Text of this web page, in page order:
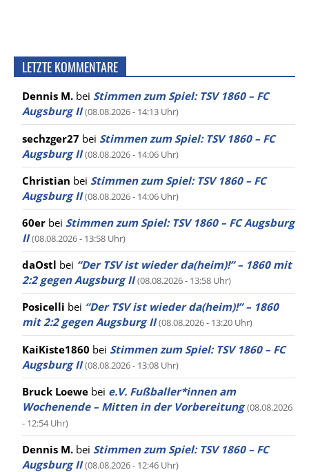
LETZTE KOMMENTARE
Dennis M. bei Stimmen zum Spiel: TSV 1860 – FC
Augsburg II (08.08.2026 - 14:13 Uhr)
sechzger27 bei Stimmen zum Spiel: TSV 1860 – FC
Augsburg II (08.08.2026 - 14:06 Uhr)
Christian bei Stimmen zum Spiel: TSV 1860 – FC
Augsburg II (08.08.2026 - 14:06 Uhr)
60er bei Stimmen zum Spiel: TSV 1860 – FC Augsburg
II (08.08.2026 - 13:58 Uhr)
daOstl bei “Der TSV ist wieder da(heim)!” – 1860 mit
2:2 gegen Augsburg II (08.08.2026 - 13:58 Uhr)
Posicelli bei “Der TSV ist wieder da(heim)!” – 1860
mit 2:2 gegen Augsburg II (08.08.2026 - 13:20 Uhr)
KaiKiste1860 bei Stimmen zum Spiel: TSV 1860 – FC
Augsburg II (08.08.2026 - 13:08 Uhr)
Bruck Loewe bei e.V. Fußballer*innen am
Wochenende – Mitten in der Vorbereitung (08.08.2026
- 12:54 Uhr)
Dennis M. bei Stimmen zum Spiel: TSV 1860 – FC
Augsburg II (08.08.2026 - 12:46 Uhr)